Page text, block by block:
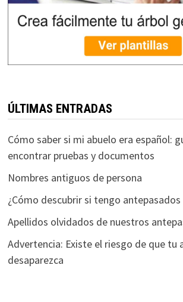
ÚLTIMAS ENTRADAS
Cómo saber si mi abuelo era español:
encontrar pruebas y documentos
Nombres antiguos de persona
¿Cómo descubrir si tengo antepasados
Apellidos olvidados de nuestros
Advertencia: Existe el riesgo de que tu
desaparezca